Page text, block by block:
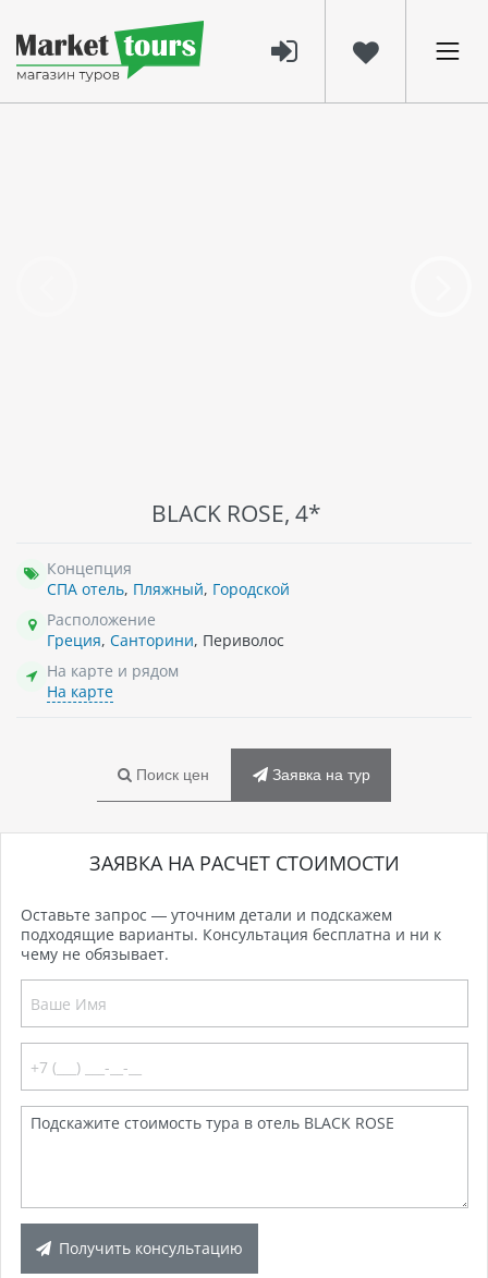
BLACK ROSE, 4*
Концепция
СПА отель, Пляжный, Городской
Расположение
Греция, Санторини, Периволос
На карте и рядом
На карте
Поиск цен Заявка на тур
ЗАЯВКА НА РАСЧЕТ СТОИМОСТИ
Оставьте запрос — уточним детали и подскажем
подходящие варианты. Консультация бесплатна и ни к
чему не обязывает.
Получить консультацию